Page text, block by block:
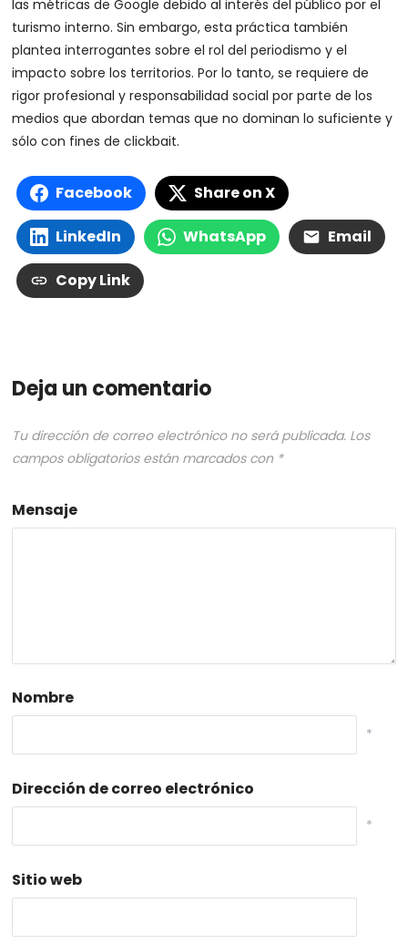
las métricas de Google debido al interés del público por el
turismo interno. Sin embargo, esta práctica también
plantea interrogantes sobre el rol del periodismo y el
impacto sobre los territorios. Por lo tanto, se requiere de
rigor profesional y responsabilidad social por parte de los
medios que abordan temas que no dominan lo suficiente y
sólo con fines de clickbait.
Facebook Share on X
LinkedIn WhatsApp Email
Copy Link
Deja un comentario
Tu dirección de correo electrónico no será publicada. Los
campos obligatorios están marcados con *
Mensaje
Nombre
*
Dirección de correo electrónico
*
Sitio web